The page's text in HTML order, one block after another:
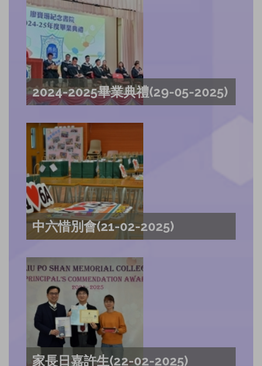
2024-2025畢業典禮(29-05-2025)
中六惜別會(21-02-2025)
家長日嘉許生(22-02-2025)